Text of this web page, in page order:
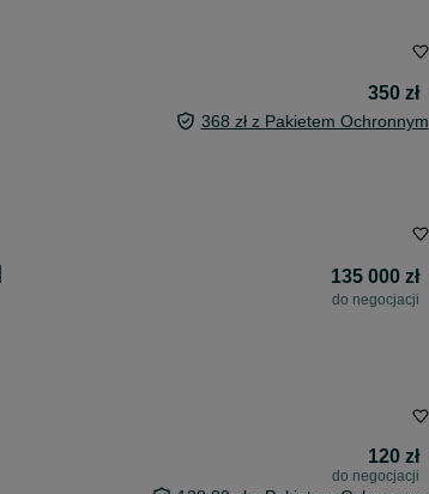
350 zł
368 zł z Pakietem Ochronnym
135 000 zł
do negocjacji
120 zł
do negocjacji